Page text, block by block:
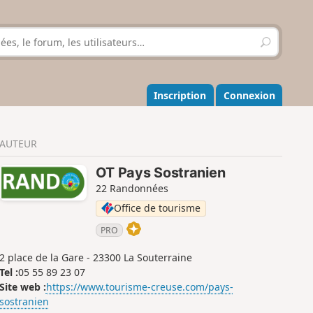
R
e
h
e
r
r
Inscription Connexion
OT Pays Sostranien
22 Randonnées
Office de tourisme
PRO
place de la Gare - 23300 La Souterraine
:05 55 89 23 07
web :https://www.tourisme-creuse.com/pays-